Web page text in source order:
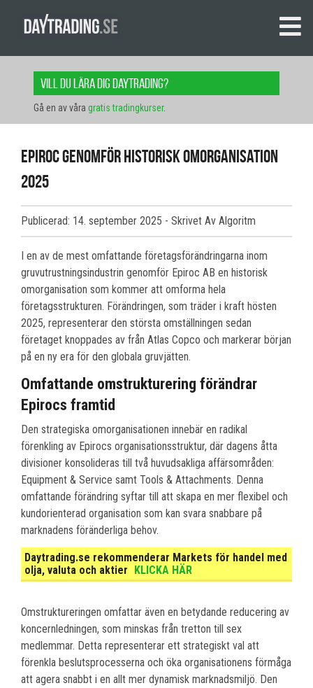
Vill du lära dig daytrading?
Gå en av våra gratis tradingkurser.
Epiroc genomför historisk omorganisation
2025
Publicerad: 14. september 2025 - Skrivet Av Algoritm
I en av de mest omfattande företagsförändringarna inom
gruvutrustningsindustrin genomför Epiroc AB en historisk
omorganisation som kommer att omforma hela
företagsstrukturen. Förändringen, som träder i kraft hösten
2025, representerar den största omställningen sedan
företaget knoppades av från Atlas Copco och markerar början
på en ny era för den globala gruvjätten.
Omfattande omstrukturering förändrar
Epirocs framtid
Den strategiska omorganisationen innebär en radikal
förenkling av Epirocs organisationsstruktur, där dagens åtta
divisioner konsolideras till två huvudsakliga affärsområden:
Equipment & Service samt Tools & Attachments. Denna
omfattande förändring syftar till att skapa en mer flexibel och
kundorienterad organisation som kan svara snabbare på
marknadens föränderliga behov.
Daytrading.se rekommenderar Markets för handel med
olja, valuta och aktier
KLICKA HÄR
Omstruktureringen omfattar även en betydande reducering av
koncernledningen, som minskas från tretton till sex
medlemmar. Detta representerar ett strategiskt val att
förenkla beslutsprocesserna och öka organisationens förmåga
att agera snabbt i en allt mer dynamisk marknadsmiljö. Den